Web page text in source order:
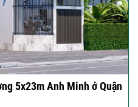
5x23m Anh Minh ở Quận